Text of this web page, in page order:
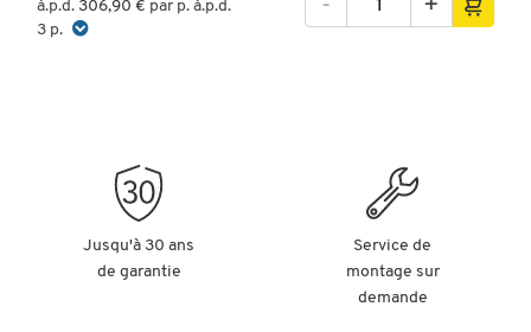
à.p.d. 306,90 € par p. à.p.d.
3 p.
Jusqu'à 30 ans
de garantie
Service de
montage sur
demande